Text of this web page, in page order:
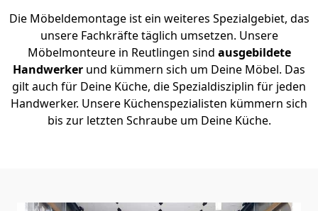
Die Möbeldemontage ist ein weiteres Spezialgebiet, das
unsere Fachkräfte täglich umsetzen. Unsere
Möbelmonteure in Reutlingen sind ausgebildete
Handwerker und kümmern sich um Deine Möbel. Das
gilt auch für Deine Küche, die Spezialdisziplin für jeden
Handwerker. Unsere Küchenspezialisten kümmern sich
bis zur letzten Schraube um Deine Küche.